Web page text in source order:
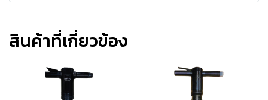
สินค้าที่เกี่ยวข้อง